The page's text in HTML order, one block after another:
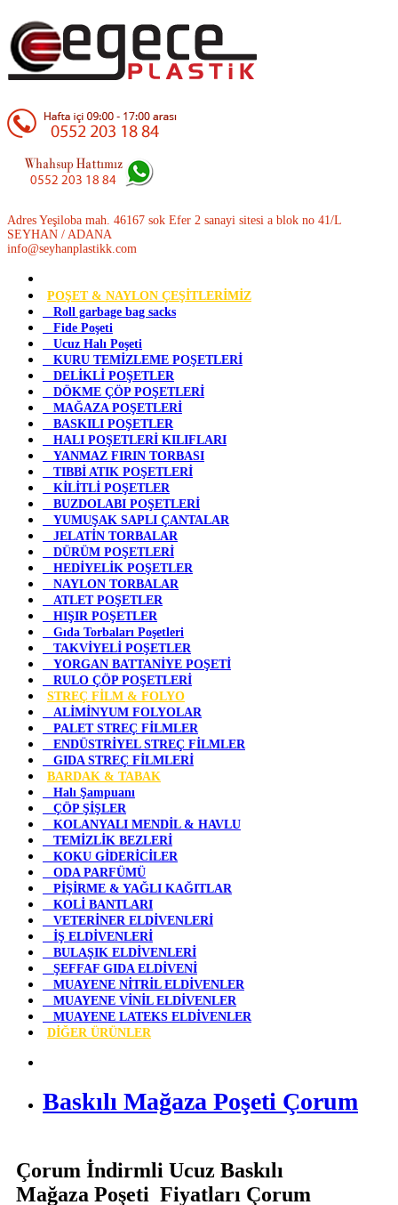
Adres Yeşiloba mah. 46167 sok Efer 2 sanayi sitesi a blok no 41/L
SEYHAN / ADANA
info@seyhanplastikk.com
POŞET & NAYLON ÇEŞİTLERİMİZ
Roll garbage bag sacks
Fide Poşeti
Ucuz Halı Poşeti
KURU TEMİZLEME POŞETLERİ
DELİKLİ POŞETLER
DÖKME ÇÖP POŞETLERİ
MAĞAZA POŞETLERİ
BASKILI POŞETLER
HALI POŞETLERİ KILIFLARI
YANMAZ FIRIN TORBASI
TIBBİ ATIK POŞETLERİ
KİLİTLİ POŞETLER
BUZDOLABI POŞETLERİ
YUMUŞAK SAPLI ÇANTALAR
JELATİN TORBALAR
DÜRÜM POŞETLERİ
HEDİYELİK POŞETLER
NAYLON TORBALAR
ATLET POŞETLER
HIŞIR POŞETLER
Gıda Torbaları Poşetleri
TAKVİYELİ POŞETLER
YORGAN BATTANİYE POŞETİ
RULO ÇÖP POŞETLERİ
STREÇ FİLM & FOLYO
ALİMİNYUM FOLYOLAR
PALET STREÇ FİLMLER
ENDÜSTRİYEL STREÇ FİLMLER
GIDA STREÇ FİLMLERİ
BARDAK & TABAK
Halı Şampuanı
ÇÖP ŞİŞLER
KOLANYALI MENDİL & HAVLU
TEMİZLİK BEZLERİ
KOKU GİDERİCİLER
ODA PARFÜMÜ
PİŞİRME & YAĞLI KAĞITLAR
KOLİ BANTLARI
VETERİNER ELDİVENLERİ
İŞ ELDİVENLERİ
BULAŞIK ELDİVENLERİ
ŞEFFAF GIDA ELDİVENİ
MUAYENE NİTRİL ELDİVENLER
MUAYENE VİNİL ELDİVENLER
MUAYENE LATEKS ELDİVENLER
DİĞER ÜRÜNLER
Baskılı Mağaza Poşeti Çorum
Çorum İndirmli Ucuz Baskılı
Mağaza Poşeti Fiyatları Çorum